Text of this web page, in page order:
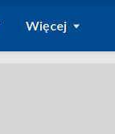
Więcej